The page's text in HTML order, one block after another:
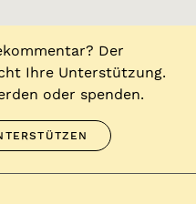
Der
Ihre Unterstützung.
oder spenden.